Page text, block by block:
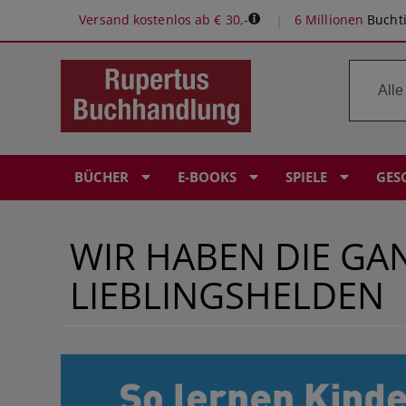
Versand kostenlos ab € 30,- 6 Millionen
BÜCHER
ROMANE & ERZÄHLUNGEN
KINDERBÜCHER
E-BOOKS
E-READER: POCKETBOOK
KRIMI & THRILLER
SPIELE
SPIELE-EMPFEHLUNGEN
KOSMOS EXPERIMENTIERKÄSTEN
RUPERTUS GUTSCHEIN
BABYALBEN
BÜROPROFI
LERNHILFEN
PERSÖNLICHE BUCHEMPFEHLUNGEN
Ö1 BUCH DES MONATS
WIR HABEN DIE
IEBLINGSHELDEN